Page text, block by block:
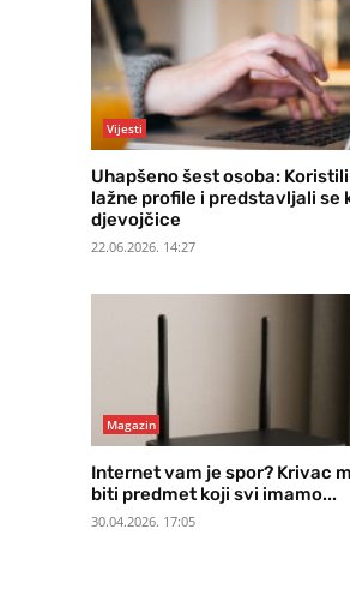
Vijesti
Uhapšeno šest osoba: Koristili
lažne profile i predstavljali se
djevojčice
22.06.2026. 14:27
Magazin
Internet vam je spor? Krivac
biti predmet koji svi imamo...
30.04.2026. 17:05